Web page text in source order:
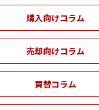
購入向けコラム
売却向けコラム
買替コラム